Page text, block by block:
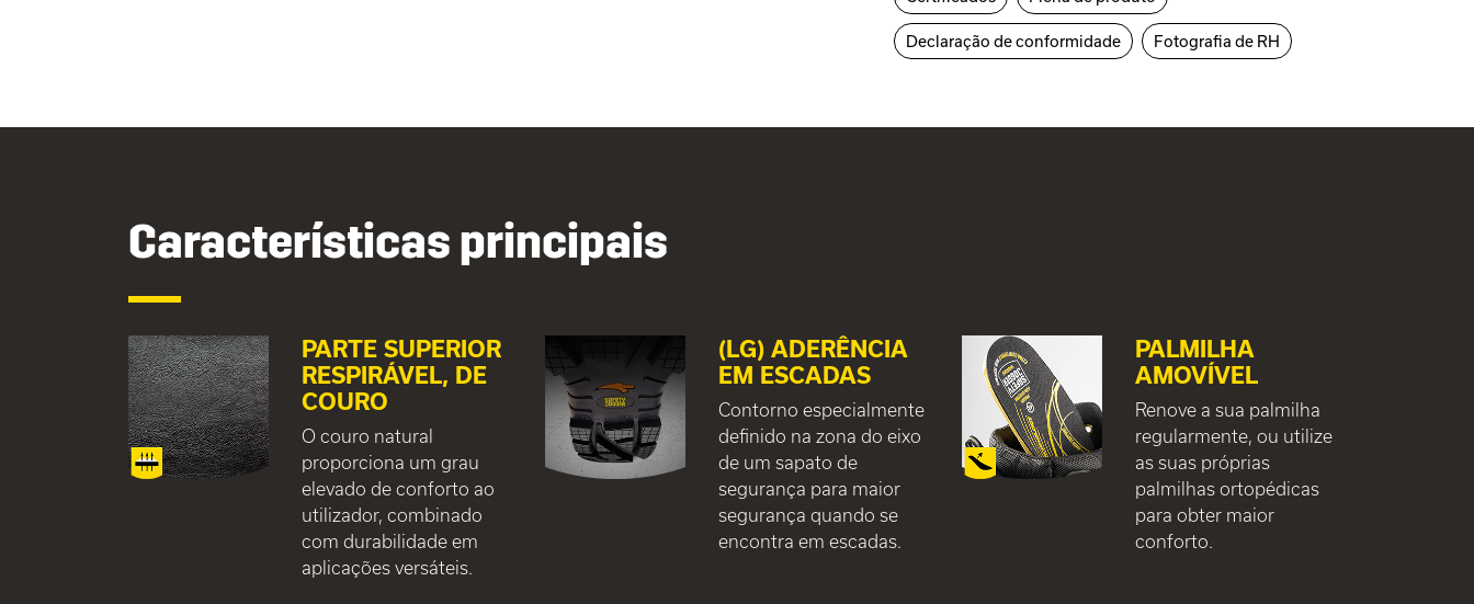
Declaração de conformidade Fotografia de RH
Características principais
PARTE SUPERIOR
RESPIRÁVEL, DE
COURO
O couro natural
proporciona um grau
elevado de conforto ao
utilizador, combinado
com durabilidade em
aplicações versáteis.
(LG) ADERÊNCIA
EM ESCADAS
Contorno especialmente
definido na zona do eixo
de um sapato de
segurança para maior
segurança quando se
encontra em escadas.
PALMILHA
AMOVÍVEL
Renove a sua palmilha
regularmente, ou utilize
as suas próprias
palmilhas ortopédicas
para obter maior
conforto.